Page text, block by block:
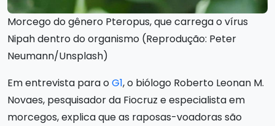
Morcego do gênero Pteropus, que carrega o vírus
Nipah dentro do organismo (Reprodução: Peter
Neumann/Unsplash)
Em entrevista para oG1, o biólogo Roberto Leonan M.
Novaes, pesquisador da Fiocruz e especialista em
morcegos, explica que as raposas-voadoras são